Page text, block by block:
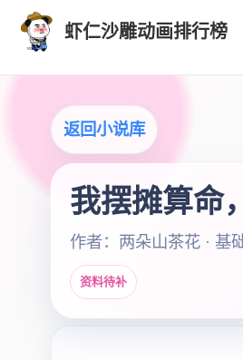
虾仁沙雕动画排行榜
返回小说库
我摆摊算命
作者：两朵山茶花 · 基
资料待补